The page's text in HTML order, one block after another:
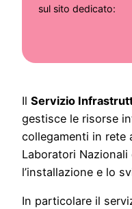
sul sito dedicato:
Il Servizio
gestisce le risorse
collegamenti in rete
Laboratori
l’installazione e lo
In particolare il